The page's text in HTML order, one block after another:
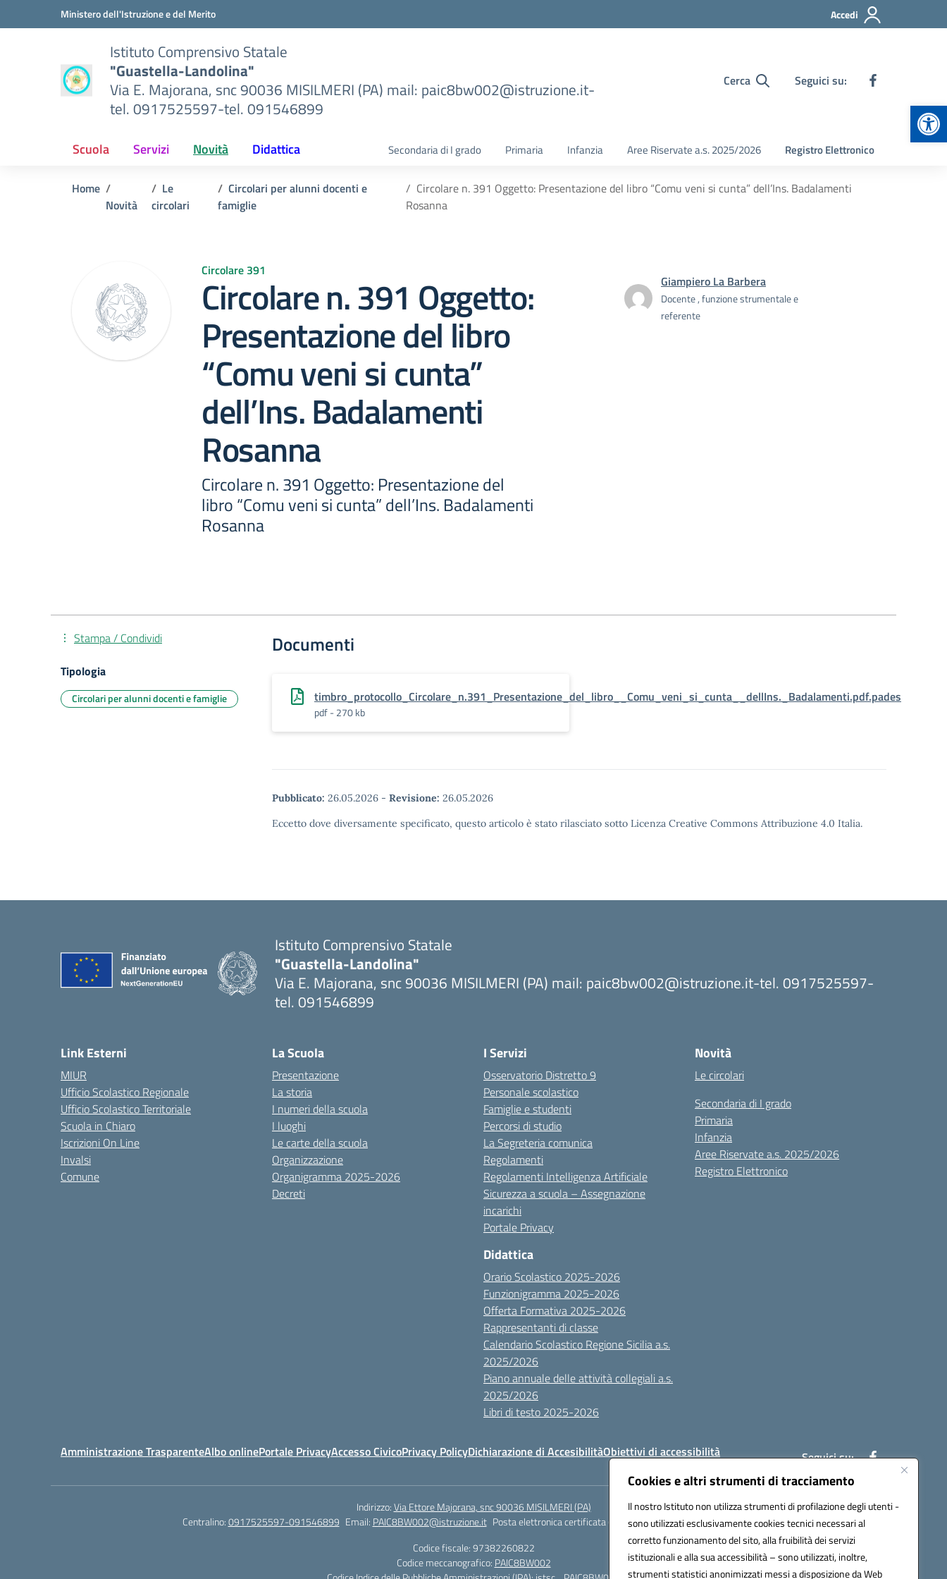
Cookies e altri strumenti di tracciamento
Il nostro Istituto non utilizza strumenti di profilazione degli utenti -
sono utilizzati esclusivamente cookies tecnici necessari al
corretto funzionamento del sito, alla fruibilità dei servizi
istituzionali e alla sua accessibilità – sono utilizzati, inoltre,
strumenti statistici anonimizzati messi a disposizione da Web
Vai ai contenuti
Vai al menu di navigazioneMinistero dell'Istruzione e del Merito Accedi
Istituto Comprensivo Statale
"Guastella-Landolina"
Via E. Majorana, snc 90036 MISILMERI (PA) mail: paic8bw002@istruzione.it-
tel. 0917525597-tel. 091546899
Cerca Seguici su:
Scuola Servizi Novità Didattica Secondaria di I grado Primaria Infanzia Aree Riservate a.s. 2025/2026 Registro Elettronico
Home
Novità
Le
circolari
Circolari per alunni docenti e
famiglie
Circolare n. 391 Oggetto: Presentazione del libro “Comu veni si cunta” dell’Ins. Badalamenti
Rosanna
Circolare 391
Circolare n. 391 Oggetto:
Presentazione del libro
“Comu veni si cunta”
dell’Ins. Badalamenti
Rosanna
Circolare n. 391 Oggetto: Presentazione del
libro “Comu veni si cunta” dell’Ins. Badalamenti
Rosanna
Giampiero La Barbera
Docente , funzione strumentale e
referente
Documenti
timbro_protocollo_Circolare_n.391_Presentazione_del_libro__Comu_veni_si_cunta__dellIns._Badalamenti.pdf.pades
pdf - 270 kb
Pubblicato: 26.05.2026 - Revisione: 26.05.2026
Eccetto dove diversamente specificato, questo articolo è stato rilasciato sotto Licenza Creative Commons Attribuzione 4.0 Italia.
Stampa / Condividi
Tipologia
Circolari per alunni docenti e famiglie
Istituto Comprensivo Statale
"Guastella-Landolina"
Via E. Majorana, snc 90036 MISILMERI (PA) mail: paic8bw002@istruzione.it-tel. 0917525597-
tel. 091546899
Link Esterni
MIUR
Ufficio Scolastico Regionale
Ufficio Scolastico Territoriale
Scuola in Chiaro
Iscrizioni On Line
Invalsi
Comune
La Scuola
Presentazione
La storia
I numeri della scuola
I luoghi
Le carte della scuola
Organizzazione
Organigramma 2025-2026
Decreti
I Servizi
Osservatorio Distretto 9
Personale scolastico
Famiglie e studenti
Percorsi di studio
La Segreteria comunica
Regolamenti
Regolamenti Intelligenza Artificiale
Sicurezza a scuola – Assegnazione
incarichi
Portale Privacy
Didattica
Orario Scolastico 2025-2026
Funzionigramma 2025-2026
Offerta Formativa 2025-2026
Rappresentanti di classe
Calendario Scolastico Regione Sicilia a.s.
2025/2026
Piano annuale delle attività collegiali a.s.
2025/2026
Libri di testo 2025-2026
Novità
Le circolari
Secondaria di I grado
Primaria
Infanzia
Aree Riservate a.s. 2025/2026
Registro Elettronico
Amministrazione TrasparenteAlbo onlinePortale PrivacyAccesso CivicoPrivacy PolicyDichiarazione di AccesibilitàObiettivi di accessibilità Seguici su:
Indirizzo:Via Ettore Majorana, snc 90036 MISILMERI (PA)
Centralino:0917525597-091546899 Email: PAIC8BW002@istruzione.it Posta elettronica certificata (PEC):PAIC8BW002@pec.istruzione.it
Codice fiscale: 97382260822
Codice meccanografico: PAIC8BW002